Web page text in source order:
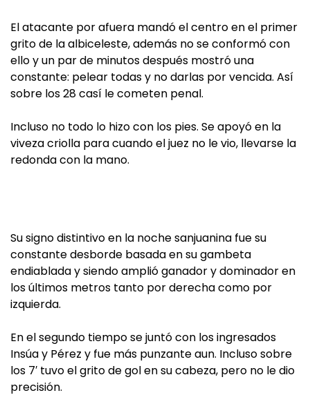
El atacante por afuera mandó el centro en el primer
grito de la albiceleste, además no se conformó con
ello y un par de minutos después mostró una
constante: pelear todas y no darlas por vencida. Así
sobre los 28 casí le cometen penal.
Incluso no todo lo hizo con los pies. Se apoyó en la
viveza criolla para cuando el juez no le vio, llevarse la
redonda con la mano.
Su signo distintivo en la noche sanjuanina fue su
constante desborde basada en su gambeta
endiablada y siendo amplió ganador y dominador en
los últimos metros tanto por derecha como por
izquierda.
En el segundo tiempo se juntó con los ingresados
Insúa y Pérez y fue más punzante aun. Incluso sobre
los 7′ tuvo el grito de gol en su cabeza, pero no le dio
precisión.